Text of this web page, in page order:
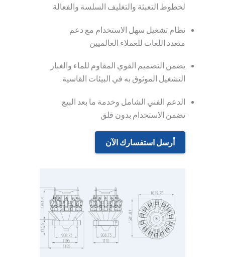
لخطوط التعبئة والتغليف السلسة والفعالة
نظام تشغيل سهل الاستخدام مع دعم
متعدد اللغات للعملاء العالميين
يضمن التصميم القوي المقاوم للماء والغبار
التشغيل الموثوق به في البيئات القاسية
الدعم الفني الشامل وخدمة ما بعد البيع
تضمن الاستخدام بدون قلق
أرسل استفسارك الآن